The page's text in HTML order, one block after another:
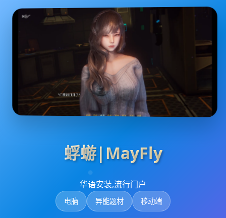
蜉蝣|MayFly
华语安装,流行门户
电脑 异能题材 移动端